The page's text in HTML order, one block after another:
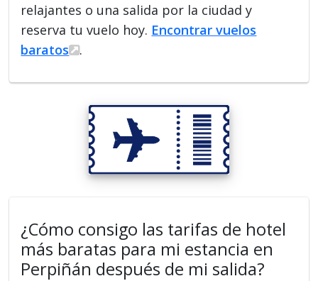
relajantes o una salida por la ciudad y
reserva tu vuelo hoy. Encontrar vuelos
baratos
.
¿Cómo consigo las tarifas de hotel
más baratas para mi estancia en
Perpiñán después de mi salida?